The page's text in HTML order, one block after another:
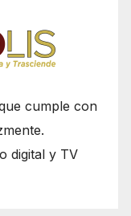
cumple con
digital y TV